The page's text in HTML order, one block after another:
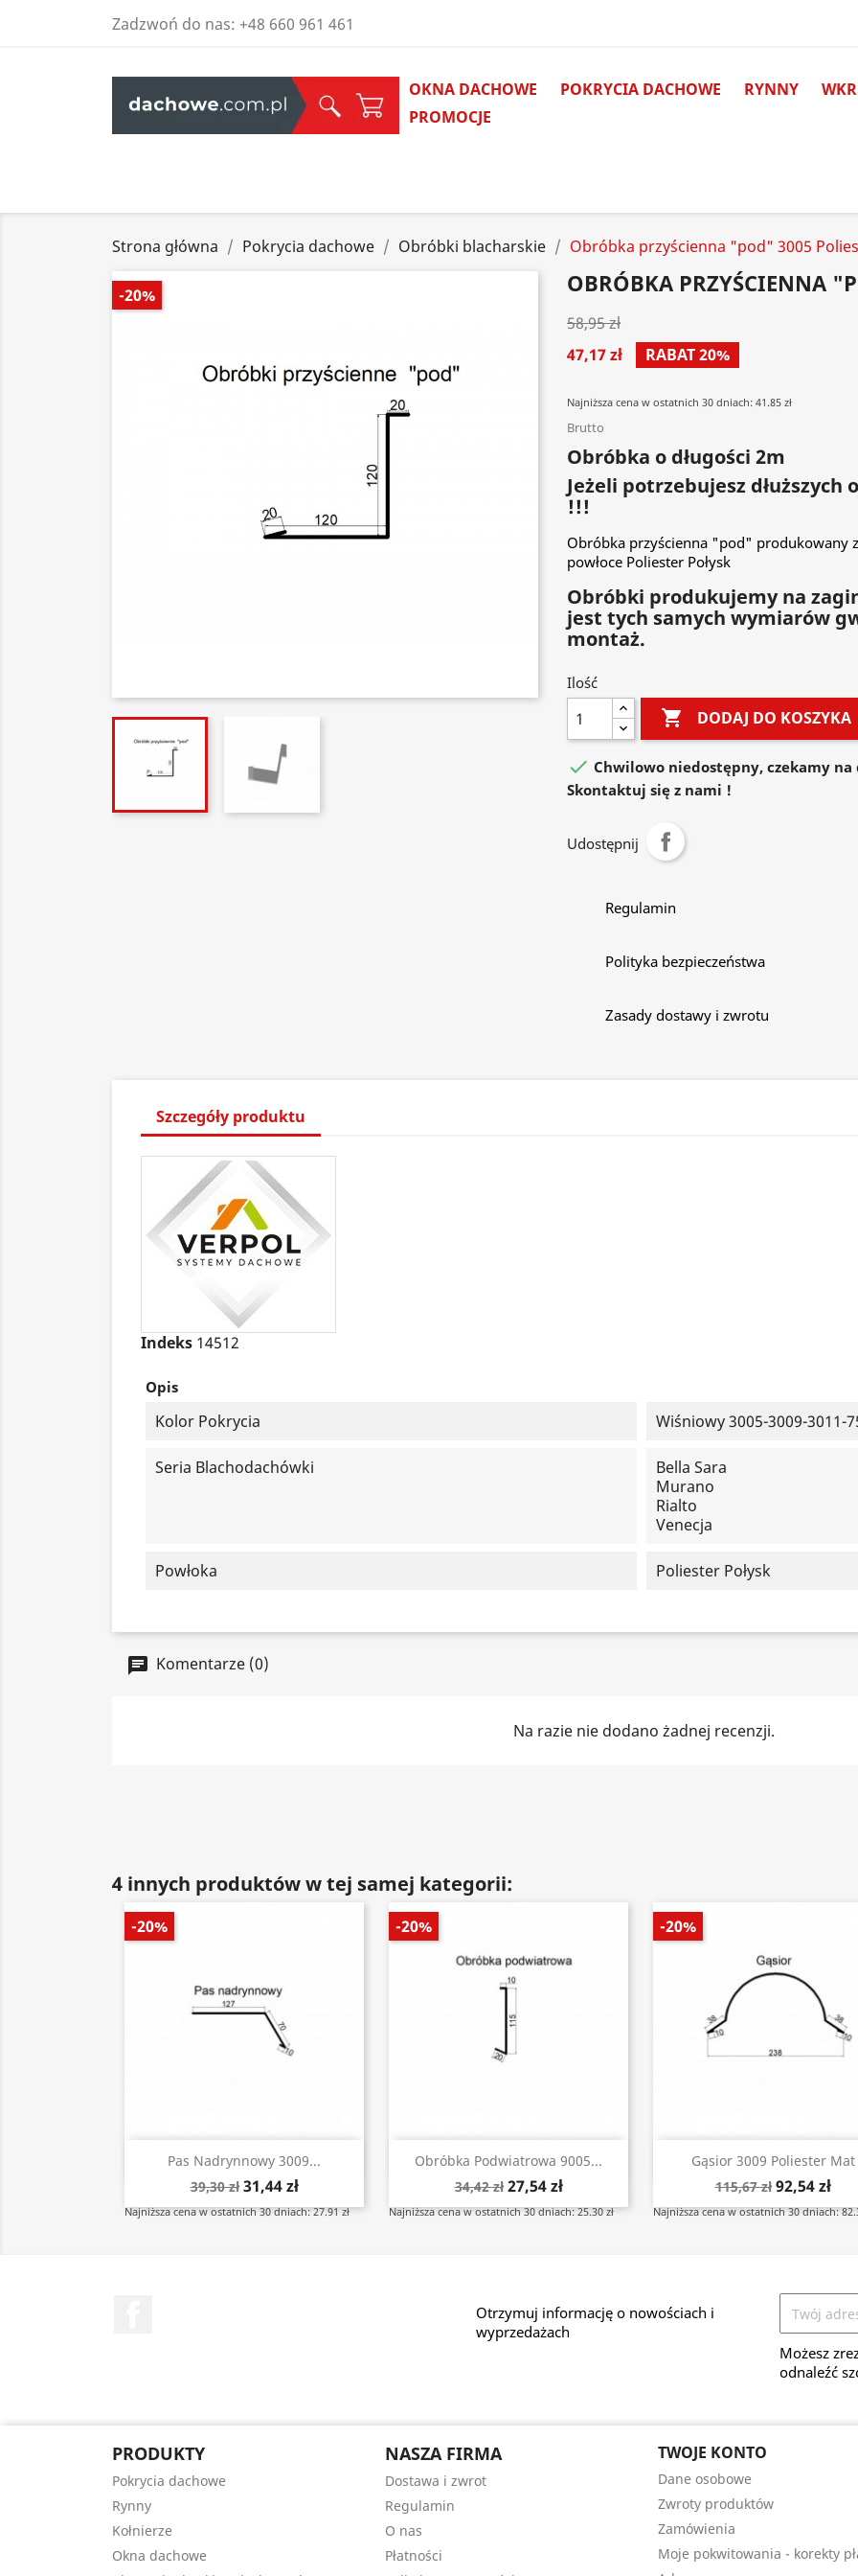
Zadzwoń do nas: +48 660 961 461
OKNA DACHOWE POKRYCIA DACHOWE RYNNY
PROMOCJE
Strona główna Pokrycia dachowe Obróbki blacharskie Obróbka przyścienna "pod" 3005
-20% OBRÓBKA PRZYŚCIENNA
58,95 zł
47,17 zł
RABAT 20%
Najniższa cena w ostatnich 30 dniach: 41.85 zł
Brutto
Obróbka o długości 2m
Jeżeli potrzebujesz
!!!
Obróbka przyścienna "pod" produkowany
powłoce Poliester Połysk
Obróbki produkujemy na
jest tych samych wymiarów
montaż.
Ilość
 DODAJ DO KOSZYKA
 Chwilowo niedostępny, czekamy
Skontaktuj się z nami !
Udostępnij
Regulamin
Polityka bezpieczeństwa
Zasady dostawy i zwrotu
Szczegóły produktu
Indeks 14512
Opis
Kolor Pokrycia Wiśniowy 3005-3009-3011-
Seria Blachodachówki
Bella Sara
Murano
Rialto
Venecja
Powłoka Poliester Połysk
Komentarze (0)
Na razie nie dodano żadnej recenzji.
4 innych produktów w tej samej kategorii:
Pas Nadrynnowy 3009...
39,30 zł 31,44 zł
Najniższa cena w ostatnich 30 dniach: 27.91 zł
-20%
Szybki podgląd
Obróbka Podwiatrowa 9005...
34,42 zł 27,54 zł
Najniższa cena w ostatnich 30 dniach: 25.30 zł
-20%
Szybki podgląd
Gąsior 3009 Poliester Mat
115,67 zł 92,54 zł
Najniższa cena w ostatnich 30 dniach:
-20%
Szybki podgląd
Otrzymuj informację o nowościach i
wyprzedażach
Możesz
odnaleźć
PRODUKTY
Pokrycia dachowe
Rynny
Kołnierze
Okna dachowe
NASZA FIRMA
Dostawa i zwrot
Regulamin
O nas
Płatności
TWOJE KONTO
Dane osobowe
Zwroty produktów
Zamówienia
Moje pokwitowania - korekty